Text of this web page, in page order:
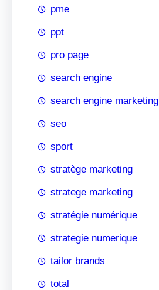
pme
ppt
pro page
search engine
search engine marketing
seo
sport
stratège marketing
stratege marketing
stratégie numérique
strategie numerique
tailor brands
total